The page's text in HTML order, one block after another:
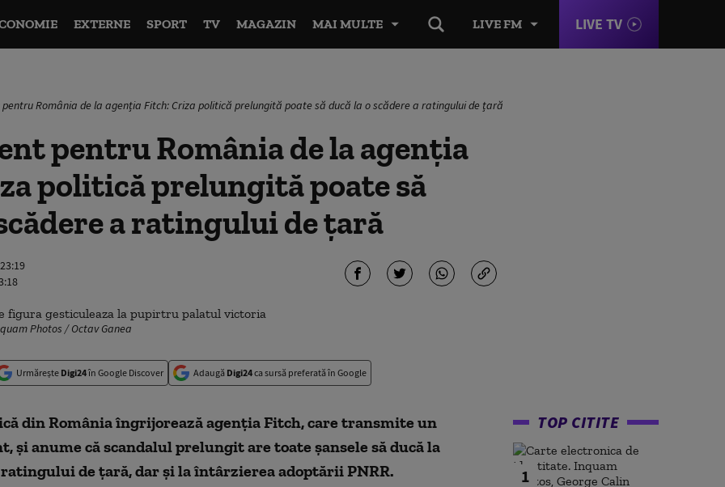
LIVE FM LIVE TV
EXTERNE SPORT TV MAGAZIN MAI MULTE
România de la agenția Fitch: Criza politică prelungită poate să ducă la o scădere a ratingului de țară
pentru România de la agenția
politică prelungită poate să
a ratingului de țară
Photos / Octav Ganea
Urmărește Digi24în Google Discover Adaugă Digi24ca sursă preferată în Google
din România îngrijorează agenția Fitch, care transmite un
și anume că scandalul prelungit are toate șansele să ducă la
ratingului de țară, dar și la întârzierea adoptării PNRR.
TOP CITITE
1